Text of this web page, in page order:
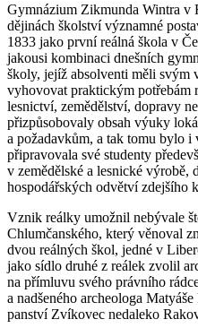
Gymnázium Zikmunda Wintra v
dějinách školství významné
1833 jako první reálná škola v
jakousi kombinaci dnešních
školy, jejíž absolventi měli svým
vyhovovat praktickým potřebám
lesnictví, zemědělství, dopravy
přizpůsobovaly obsah výuky
a požadavkům, a tak tomu bylo i
připravovala své studenty
v zemědělské a lesnické výrobě,
hospodářských odvětví zdejšího
Vznik reálky umožnil nebývale
Chlumčanského, který věnoval
dvou reálných škol, jedné v
jako sídlo druhé z reálek zvolil
na přímluvu svého právního
a nadšeného archeologa
panství Zvíkovec nedaleko